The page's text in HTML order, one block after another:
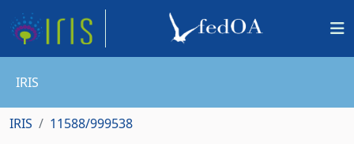
IRIS
IRIS 11588/999538